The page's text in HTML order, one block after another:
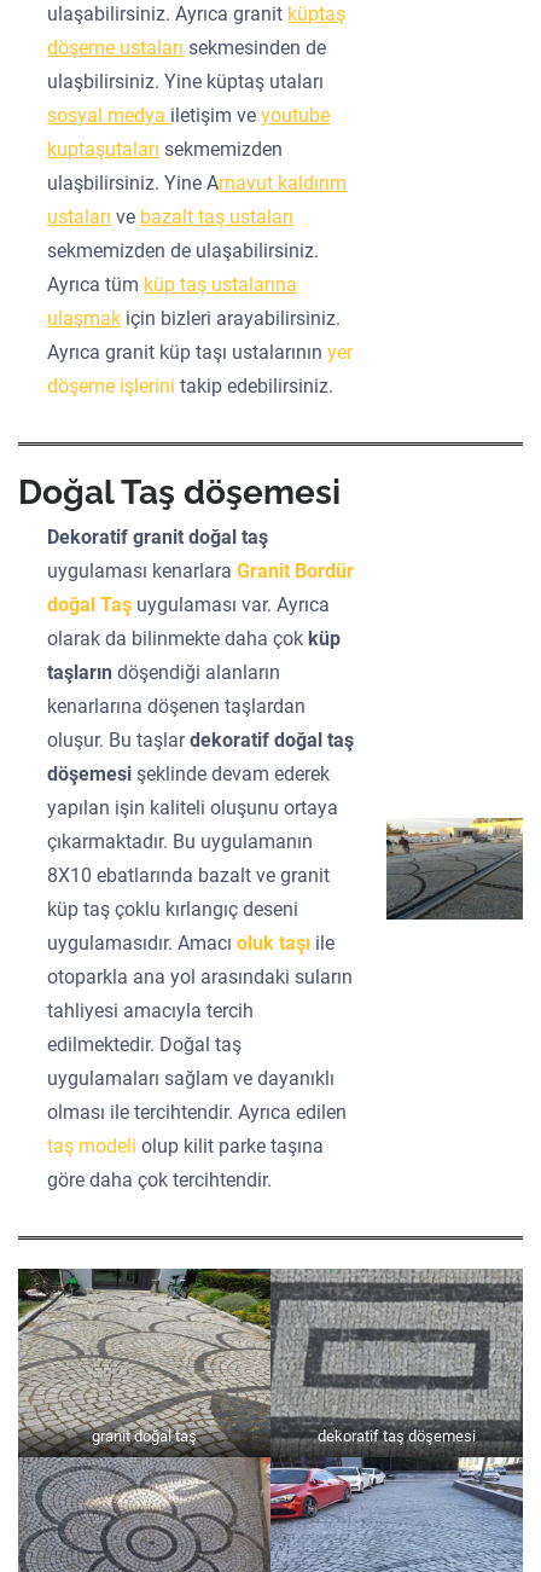
ulaşabilirsiniz. Ayrıca granit küptaş
döşeme ustaları sekmesinden de
ulaşbilirsiniz. Yine küptaş utaları
sosyal medya iletişim veyoutube
kuptaşutaları sekmemizden
ulaşbilirsiniz. Yine Arnavut kaldırım
ustaları ve bazalt taş ustaları
sekmemizden de ulaşabilirsiniz.
Ayrıca tüm küp taş ustalarına
ulaşmak için bizleri arayabilirsiniz.
Ayrıca granit küp taşı ustalarının yer
döşeme işlerini takip edebilirsiniz.
Doğal Taş döşemesi
Dekoratif granit doğal taş
uygulaması kenarlaraGranit Bordür
doğal Taş uygulaması var. Ayrıca
olarak da bilinmekte daha çok küp
taşların döşendiği alanların
kenarlarına döşenen taşlardan
oluşur. Bu taşlardekoratif doğal taş
döşemesişeklinde devam ederek
yapılan işin kaliteli oluşunu ortaya
çıkarmaktadır. Bu uygulamanın
8X10 ebatlarında bazalt ve granit
küp taş çoklu kırlangıç deseni
uygulamasıdır. Amacıoluk taşı ile
otoparkla ana yol arasındaki suların
tahliyesi amacıyla tercih
edilmektedir. Doğal taş
uygulamaları sağlam ve dayanıklı
olması ile tercihtendir. Ayrıca edilen
taş modeliolup kilit parke taşına
göre daha çok tercihtendir.
granit doğal taş dekoratif taş döşemesi